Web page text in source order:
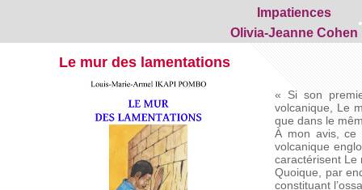
Impatiences
Olivia-Jeanne Cohen
•
Le mur des lamentations
« Si son
volcanique, Le
que dans le
À mon avis, ce
volcanique
caractérisent Le
Quoique, par
constituant